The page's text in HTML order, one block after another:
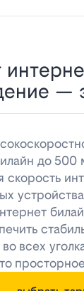
—
до 500
скорость
всех